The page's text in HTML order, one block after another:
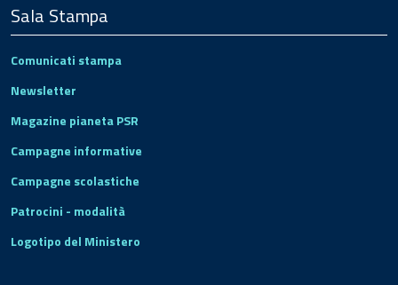
Sala Stampa
Comunicati stampa
Newsletter
Magazine pianeta PSR
Campagne informative
Campagne scolastiche
Patrocini - modalità
Logotipo del Ministero